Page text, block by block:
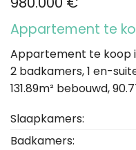
Appartement te
Appartement te koop
2 badkamers, 1 en-
131.89m² bebouwd,
Slaapkamers:
Badkamers: